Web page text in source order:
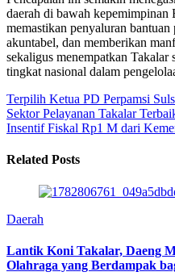
daerah di bawah
memastikan penyaluran bantuan
akuntabel, dan memberikan
sekaligus menempatkan Takalar
tingkat nasional dalam
Terpilih Ketua PD Perpamsi
Sektor Pelayanan Takalar
Insentif Fiskal Rp1 M dari
Related Posts
Daerah
Lantik Koni Takalar, Daeng
Olahraga yang Berdampak